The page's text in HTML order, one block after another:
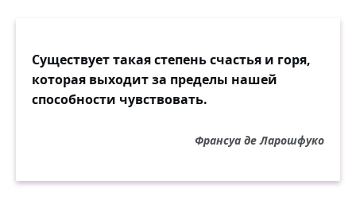
Существует такая степень счастья и горя,
которая выходит за пределы нашей
способности чувствовать.
Франсуа де Ларошфуко